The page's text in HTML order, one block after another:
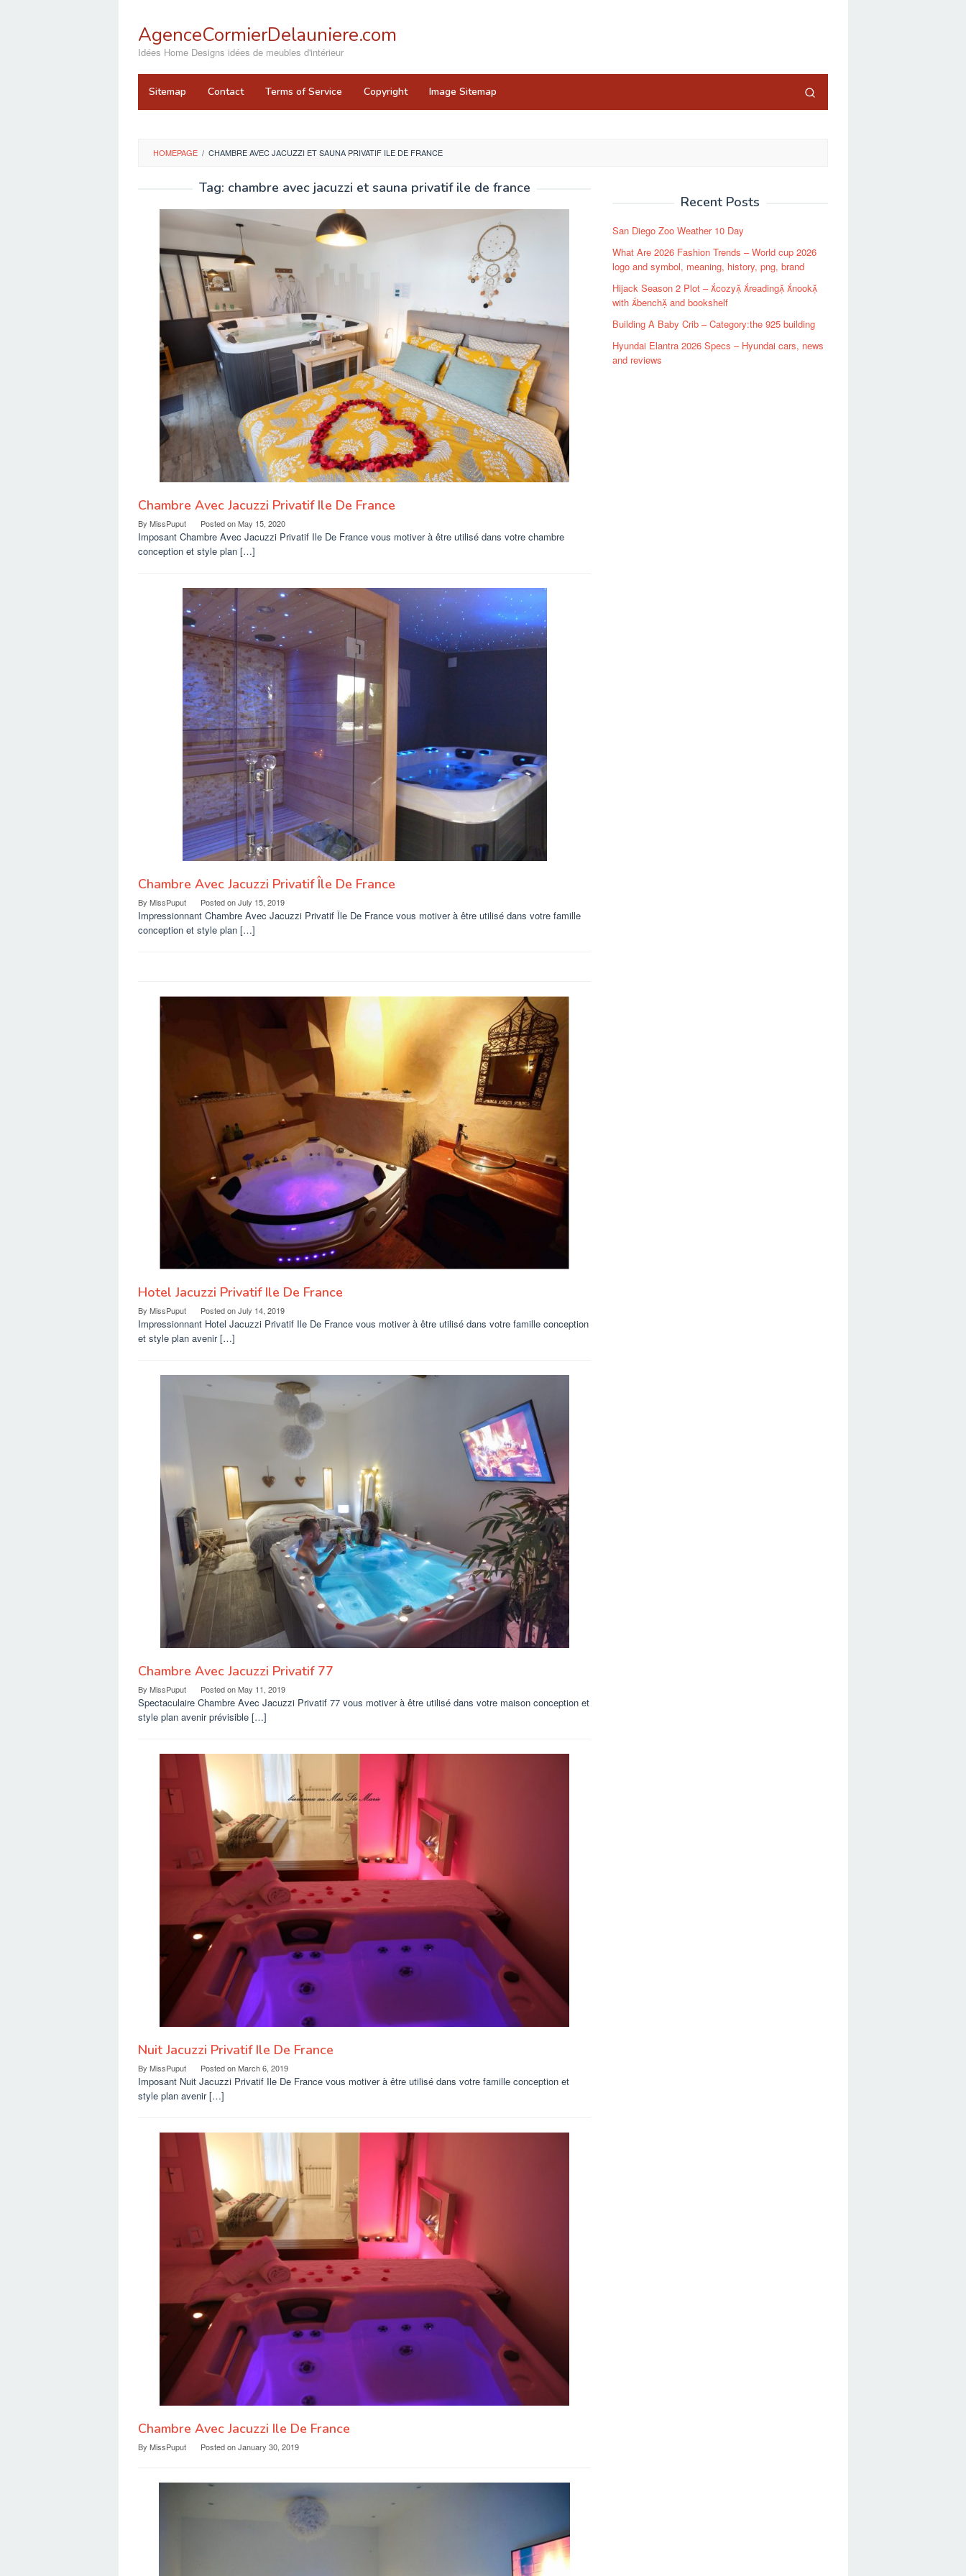
contentAgenceCormierDelauniere.com
Idées Home Designs idées de meubles d'intérieur
Sitemap Contact Terms of Service Copyright Image Sitemap
HOMEPAGE / CHAMBRE AVEC JACUZZI ET SAUNA PRIVATIF ILE DE FRANCE
Tag: chambre avec jacuzzi et sauna privatif ile de france
Chambre Avec Jacuzzi Privatif Ile De France
By MissPuput Posted onMay 15, 2020
Imposant Chambre Avec Jacuzzi Privatif Ile De France vous motiver à être utilisé dans votre chambre
conception et style plan […]
Chambre Avec Jacuzzi Privatif Île De France
By MissPuput Posted onJuly 15, 2019
Impressionnant Chambre Avec Jacuzzi Privatif Île De France vous motiver à être utilisé dans votre famille
conception et style plan […]
Hotel Jacuzzi Privatif Ile De France
By MissPuput Posted onJuly 14, 2019
Impressionnant Hotel Jacuzzi Privatif Ile De France vous motiver à être utilisé dans votre famille conception
et style plan avenir […]
Chambre Avec Jacuzzi Privatif 77
By MissPuput Posted onMay 11, 2019
Spectaculaire Chambre Avec Jacuzzi Privatif 77 vous motiver à être utilisé dans votre maison conception et
style plan avenir prévisible […]
Nuit Jacuzzi Privatif Ile De France
By MissPuput Posted onMarch 6, 2019
Imposant Nuit Jacuzzi Privatif Ile De France vous motiver à être utilisé dans votre famille conception et
style plan avenir […]
Chambre Avec Jacuzzi Ile De France
By MissPuput Posted onJanuary 30, 2019
Recent Posts
San Diego Zoo Weather 10 Day
What Are 2026 Fashion Trends – World cup 2026
logo and symbol, meaning, history, png, brand
Hijack Season 2 Plot – cozy reading nook
with bench and bookshelf
Building A Baby Crib – Category:the 925 building
Hyundai Elantra 2026 Specs – Hyundai cars, news
and reviews